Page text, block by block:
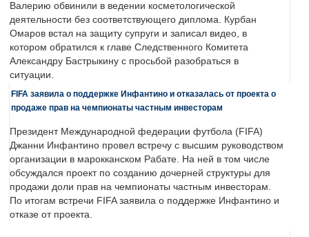
Валерию обвинили в ведении косметологической
деятельности без соответствующего диплома. Курбан
Омаров встал на защиту супруги и записал видео, в
котором обратился к главе Следственного Комитета
Александру Бастрыкину с просьбой разобраться в
ситуации.
FIFA заявила о поддержке Инфантино и отказалась от проекта о
продаже прав на чемпионаты частным инвесторам
Президент Международной федерации футбола (FIFA)
Джанни Инфантино провел встречу с высшим руководством
организации в марокканском Рабате. На ней в том числе
обсуждался проект по созданию дочерней структуры для
продажи доли прав на чемпионаты частным инвесторам.
По итогам встречи FIFA заявила о поддержке Инфантино и
отказе от проекта.